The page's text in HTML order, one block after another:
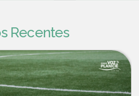
Recentes